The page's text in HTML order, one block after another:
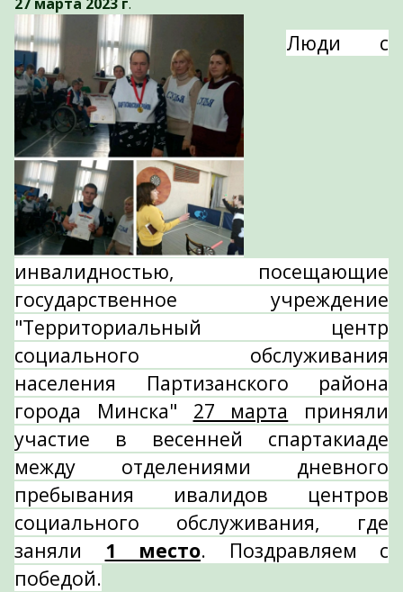
Люди с
инвалидностью, посещающие
государственное учреждение
"Территориальный центр
социального обслуживания
населения Партизанского района
города Минска" 27 марта приняли
участие в весенней спартакиаде
между отделениями дневного
пребывания ивалидов центров
социального обслуживания, где
заняли 1 место. Поздравляем с
победой.